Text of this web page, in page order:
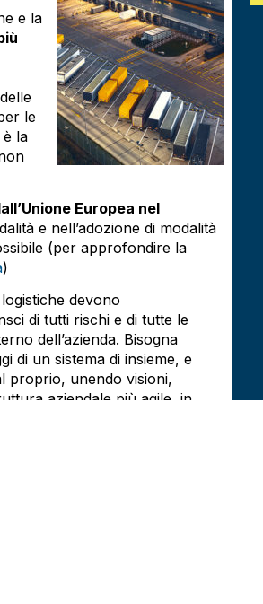
e la
le
è la
Europea nel
e nell’adozione di modalità
(per approfondire la
)
devono
di tutti rischi e di tutte le
dell’azienda. Bisogna
di un sistema di insieme, e
proprio, unendo visioni,
aziendale più agile, in